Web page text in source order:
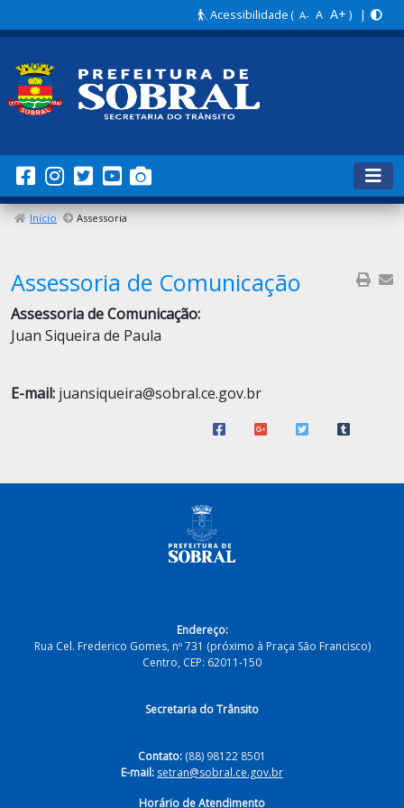
Acessibilidade( A- A A+ ) |
Início Assessoria
Assessoria de Comunicação
Assessoria de Comunicação:
Juan Siqueira de Paula
E-mail: juansiqueira@sobral.ce.gov.br
Endereço:
Rua Cel. Frederico Gomes, nº 731 (próximo à Praça São Francisco)
Centro, CEP: 62011-150
Secretaria do Trânsito
Contato: (88) 98122 8501
E-mail: setran@sobral.ce.gov.br
Horário de Atendimento